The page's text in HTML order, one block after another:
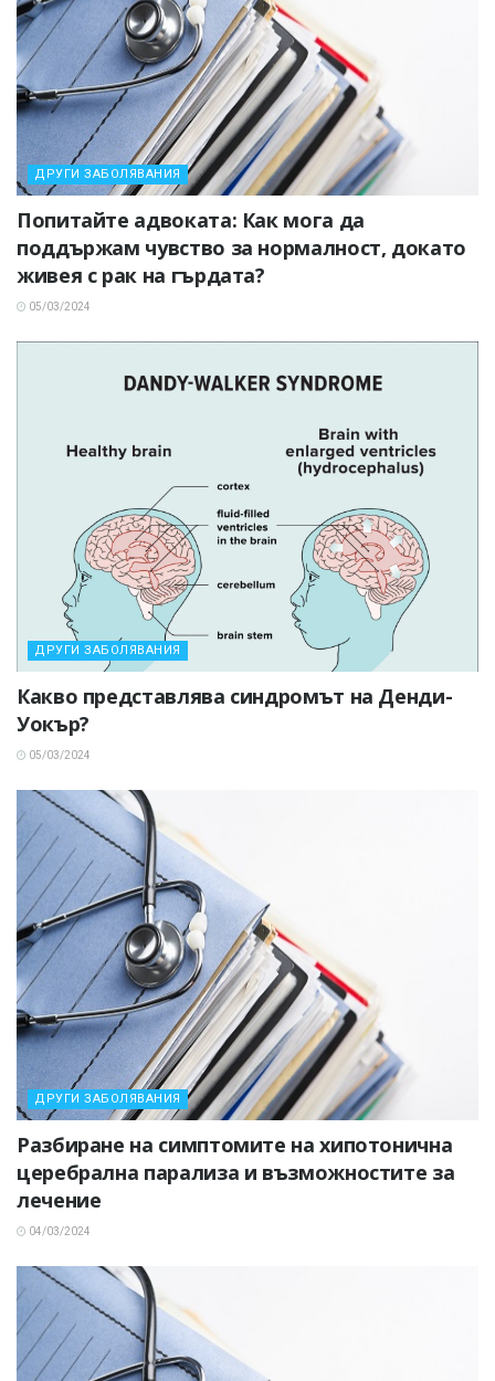
ДРУГИ ЗАБОЛЯВАНИЯ
Попитайте адвоката: Как мога да
поддържам чувство за нормалност, докато
живея с рак на гърдата?
05/03/2024
ДРУГИ ЗАБОЛЯВАНИЯ
Какво представлява синдромът на Денди-
Уокър?
05/03/2024
ДРУГИ ЗАБОЛЯВАНИЯ
Разбиране на симптомите на хипотонична
церебрална парализа и възможностите за
лечение
04/03/2024